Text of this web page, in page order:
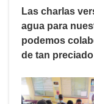
Las charlas
agua para
podemos
de tan